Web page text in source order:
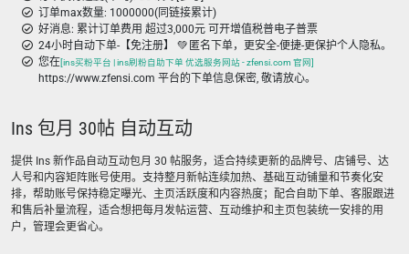
订单max数量: 1000000(同链接累计)
好消息: 累计订单费用 超过3,000元 可开增值税普电子普票
24小时自动下单-【免注册】 💚 匿名下单，更安全-便捷-更保护个人隐私。
您在[ins买粉平台 | ins刷粉自助下单 优选服务网站 - zfensi.com 官网]
https://www.zfensi.com 平台的下单信息保密, 敬请放心。
Ins 包月 30帖 自动互动
提供 Ins 新作品自动互动包月 30 帖服务，适合持续更新的品牌号、店铺号、达
人号和内容矩阵账号使用。支持整月新帖连续加热、基础互动铺量和节奏化安
排，帮助账号保持稳定曝光、主页活跃度和内容热度；配合自助下单、客服跟进
和售后补量流程，适合想把每月发帖运营、互动维护和主页包装统一安排的用
户，管理会更省心。